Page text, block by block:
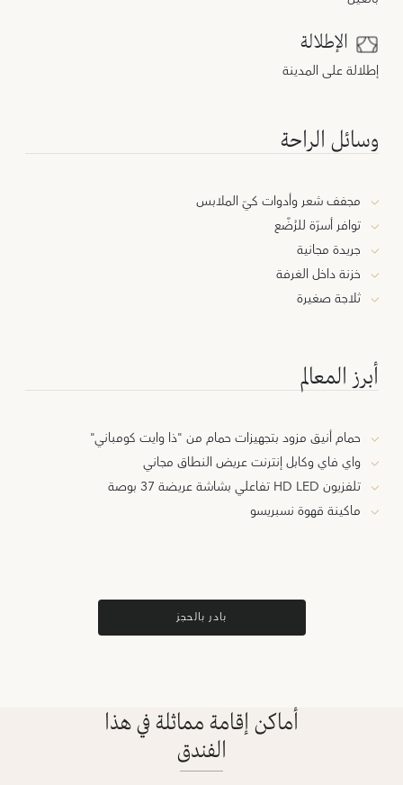
الإطلالة
إطلالة على المدينة
وسائل الراحة
مجفف شعر وأدوات كيّ الملابس
توافر أسرّة للرُضَّع
جريدة مجانية
خزنة داخل الغرفة
ثلاجة صغيرة
أبرز المعالم
حمام أنيق مزود بتجهيزات حمام من "ذا وايت كومباني"
واي فاي وكابل إنترنت عريض النطاق مجاني
تلفزيون HD LED تفاعلي بشاشة عريضة 37 بوصة
ماكينة قهوة نسبريسو
بادر بالحجز
أماكن إقامة مماثلة في هذا
الفندق